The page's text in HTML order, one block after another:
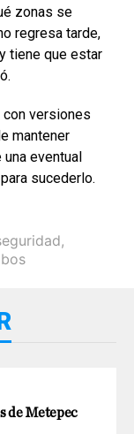
zonas se
regresa tarde,
tiene que estar
versiones
mantener
eventual
sucederlo.
,
de Metepec